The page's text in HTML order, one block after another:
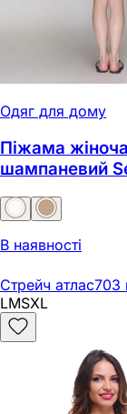
Одяг для дому
Піжама
шампаневий
В наявності
Стрейч атлас703
LMSXL